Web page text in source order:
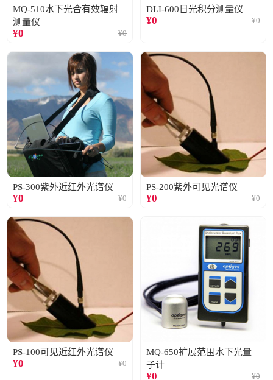
MQ-510水下光合有效辐射
测量仪
¥0 ¥0
DLI-600日光积分测量仪
¥0 ¥0
PS-300紫外近红外光谱仪
¥0 ¥0
PS-200紫外可见光谱仪
¥0 ¥0
PS-100可见近红外光谱仪
¥0 ¥0
MQ-650扩展范围水下光量
子计
¥0 ¥0